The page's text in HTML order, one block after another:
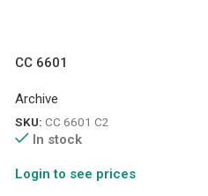
CC 6601
Archive
SKU: CC 6601 C2
In stock
Login to see prices